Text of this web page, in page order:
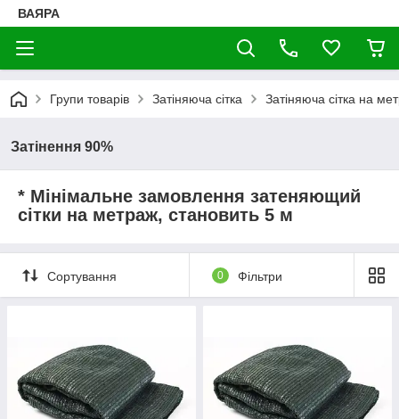
ВАЯРА
Групи товарів Затіняюча сітка Затіняюча сітка на
Затінення 90%
* Мінімальне замовлення затеняющий
сітки на метраж, становить 5 м
Сортування 0 Фільтри